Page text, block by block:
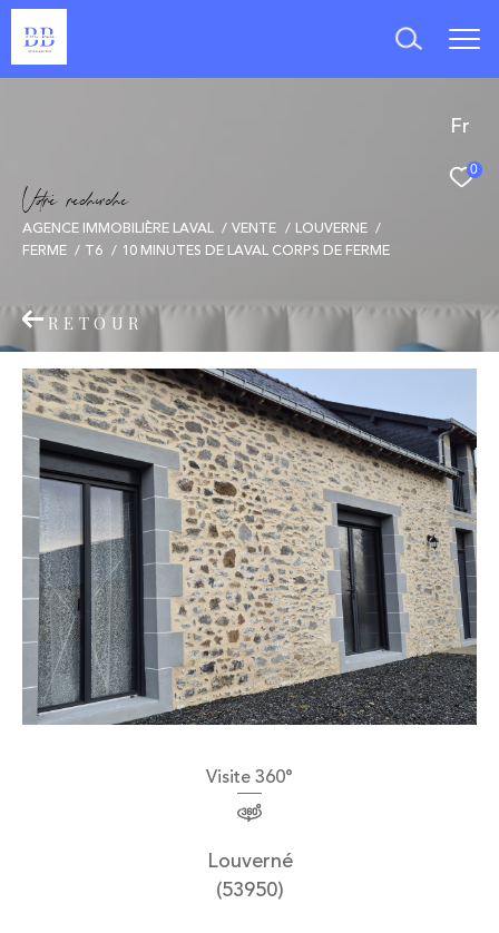
Fr
0
Vore recece
AGENCE IMMOBILIÈRE LAVAL VENTE
LOUVERNE
FERME
T6 10 MINUTES DE LAVAL CORPS DE FERME
RETOUR
Visite 360°
Louverné
(53950)